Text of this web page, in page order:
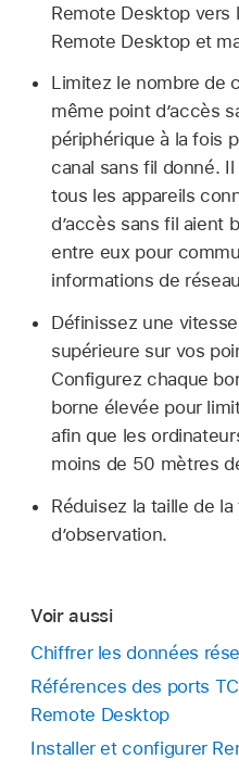
Remote Desktop vers
Remote Desktop et
Limitez le nombre de
même point d’accès
périphérique à la fois
canal sans fil donné.
tous les appareils
d’accès sans fil aient
entre eux pour
informations de
Définissez une
supérieure sur vos
Configurez chaque
borne élevée pour
afin que les
moins de 50 mètres
Réduisez la taille de
d’observation.
Voir aussi
Chiffrer les données
Références des ports
Remote Desktop
Installer et configurer